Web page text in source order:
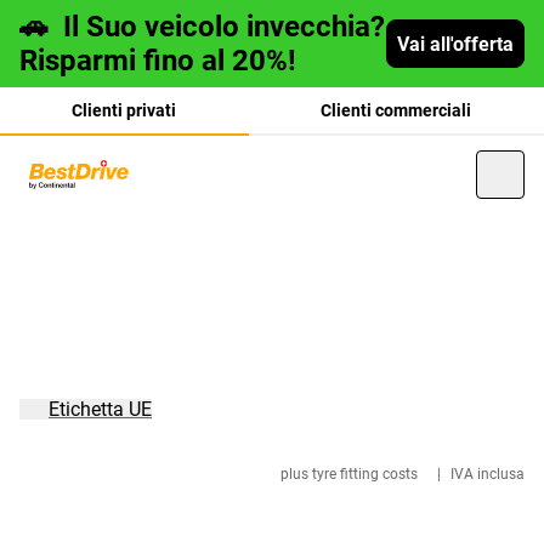
🚗 Il Suo veicolo invecchia?
Risparmi fino al 20%!
Vai all'offerta
Clienti privati Clienti commerciali
plus tyre fitting costs IVA inclusa
Etichetta UE